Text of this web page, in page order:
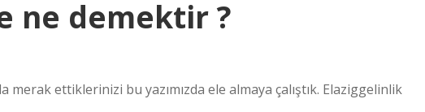
ne demektir ?
ettiklerinizi bu yazımızda ele almaya çalıştık. Elaziggelinlik